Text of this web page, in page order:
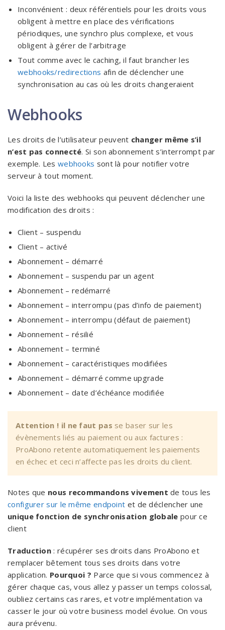
Inconvénient : deux référentiels pour les droits vous
obligent à mettre en place des vérifications
périodiques, une synchro plus complexe, et vous
obligent à gérer de l’arbitrage
Tout comme avec le caching, il faut brancher les
webhooks/redirections afin de déclencher une
synchronisation au cas où les droits changeraient
Webhooks
Les droits de l’utilisateur peuvent changer même s’il
n’est pas connecté. Si son abonnement s’interrompt par
exemple. Les webhooks sont là pour notifier votre
serveur à tout moment.
Voici la liste des webhooks qui peuvent déclencher une
modification des droits :
Client – suspendu
Client – activé
Abonnement – démarré
Abonnement – suspendu par un agent
Abonnement – redémarré
Abonnement – interrompu (pas d’info de paiement)
Abonnement – interrompu (défaut de paiement)
Abonnement – résilié
Abonnement – terminé
Abonnement – caractéristiques modifiées
Abonnement – démarré comme upgrade
Abonnement – date d’échéance modifiée
Attention ! il ne faut pas se baser sur les
évènements liés au paiement ou aux factures :
ProAbono retente automatiquement les paiements
en échec et ceci n’affecte pas les droits du client.
Notes que nous recommandons vivement de tous les
configurer sur le même endpoint et de déclencher une
unique fonction de synchronisation globale pour ce
client
Traduction : récupérer ses droits dans ProAbono et
remplacer bêtement tous ses droits dans votre
application. Pourquoi ? Parce que si vous commencez à
gérer chaque cas, vous allez y passer un temps colossal,
oubliez certains cas rares, et votre implémentation va
casser le jour où votre business model évolue. On vous
aura prévenu.